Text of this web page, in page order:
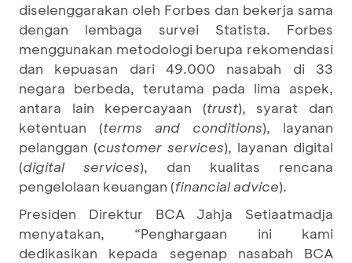
diselenggarakan oleh Forbes dan bekerja sama
dengan lembaga survei Statista. Forbes
menggunakan metodologi berupa rekomendasi
dan kepuasan dari 49.000 nasabah di 33
negara berbeda, terutama pada lima aspek,
antara lain kepercayaan (trust), syarat dan
ketentuan (terms and conditions), layanan
pelanggan (customer services), layanan digital
(digital services), dan kualitas rencana
pengelolaan keuangan (financial advice).
Presiden Direktur BCA Jahja Setiaatmadja
menyatakan, “Penghargaan ini kami
dedikasikan kepada segenap nasabah BCA